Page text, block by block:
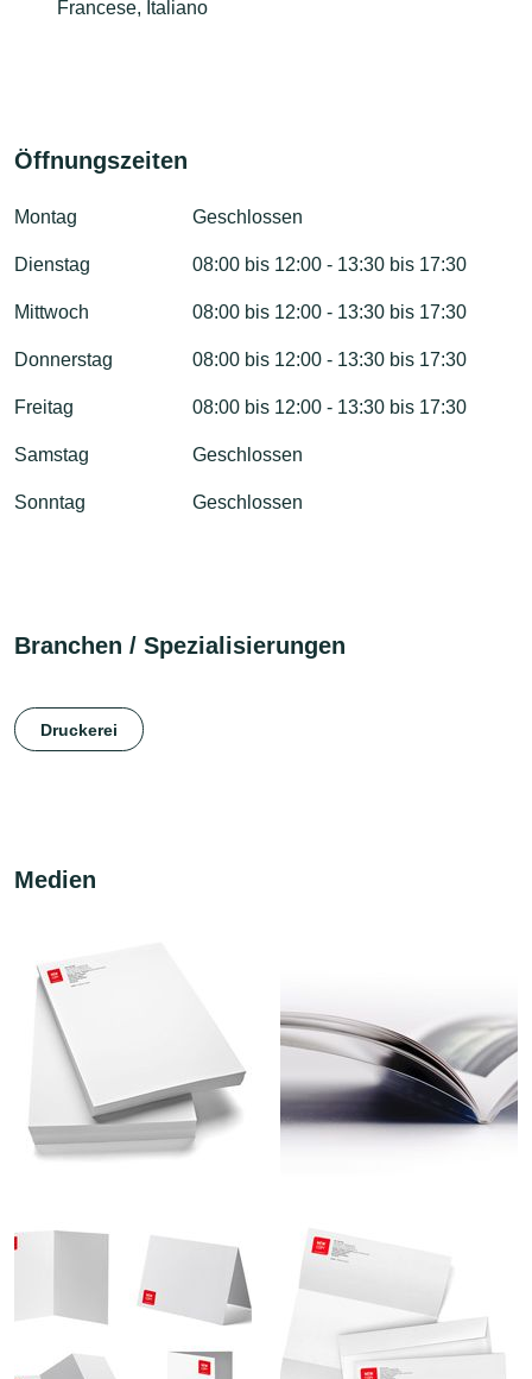
Francese, Italiano
Öffnungszeiten
Montag Geschlossen
Dienstag 08:00 bis 12:00 - 13:30 bis 17:30
Mittwoch 08:00 bis 12:00 - 13:30 bis 17:30
Donnerstag 08:00 bis 12:00 - 13:30 bis 17:30
Freitag 08:00 bis 12:00 - 13:30 bis 17:30
Samstag Geschlossen
Sonntag Geschlossen
Branchen / Spezialisierungen
Druckerei
Medien